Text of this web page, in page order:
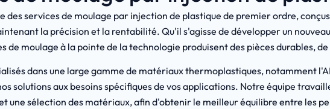
des services de moulage par injection de plastique de premier ordre,
la précision et la rentabilité. Qu'il s'agisse de développer un
de moulage à la pointe de la technologie produisent des pièces durables,
dans une large gamme de matériaux thermoplastiques, notamment
solutions aux besoins spécifiques de vos applications. Notre équipe
une sélection des matériaux, afin d'obtenir le meilleur équilibre entre les